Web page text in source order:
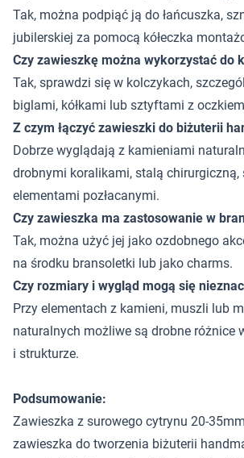
Tak, można podpiąć ją do łańcuszka,
jubilerskiej za pomocą kółeczka
Czy zawieszkę można wykorzystać do
Tak, sprawdzi się w kolczykach,
biglami, kółkami lub sztyftami z
Z czym łączyć zawieszki do biżuterii
Dobrze wyglądają z kamieniami
drobnymi koralikami, stalą chirurgiczną,
elementami pozłacanymi.
Czy zawieszka ma zastosowanie w
Tak, można użyć jej jako ozdobnego
na środku bransoletki lub jako charms.
Czy rozmiary i wygląd mogą się
Przy elementach z kamieni, muszli lub
naturalnych możliwe są drobne różnice
i strukturze.
Podsumowanie:
Zawieszka z surowego cytrynu 20-
zawieszka do tworzenia biżuterii